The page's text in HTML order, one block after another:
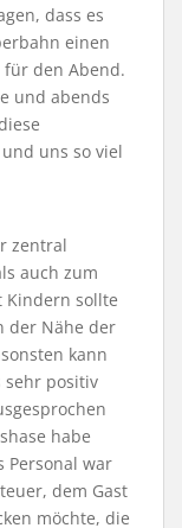
dass es
einen
für den Abend.
und abends
uns so viel
zentral
auch zum
Kindern sollte
der Nähe der
kann
sehr positiv
habe
Personal war
dem Gast
möchte, die